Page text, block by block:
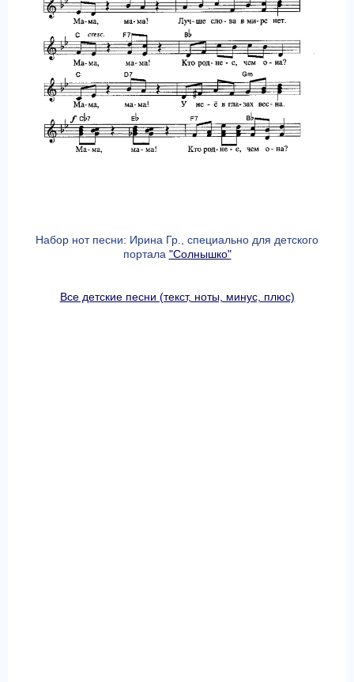
Набор нот песни: Ирина Гр., специально для детского
портала "Солнышко"
Все детские песни (текст, ноты, минус, плюс)